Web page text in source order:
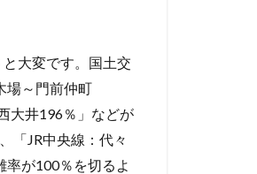
大変です。国土交
場～門前仲町
大井196％」などが
「JR中央線：代々
が100％を切るよ